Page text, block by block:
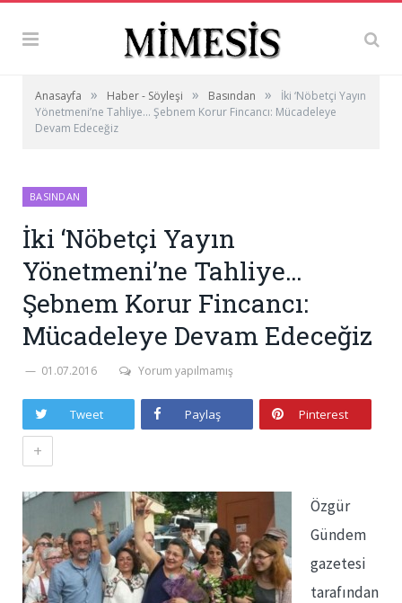
Anasayfa » Haber - Söyleşi » Basından »
İki ‘Nöbetçi Yayın
Yönetmeni’ne Tahliye… Şebnem Korur Fincancı: Mücadeleye
Devam Edeceğiz
BASINDAN
İki ‘Nöbetçi Yayın
Yönetmeni’ne Tahliye…
Şebnem Korur Fincancı:
Mücadeleye Devam Edeceğiz
01.07.2016 Yorum yapılmamış
Tweet Paylaş Pinterest
+
Özgür
Gündem
gazetesi
tarafından